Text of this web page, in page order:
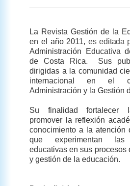
La Revista Gestión de la
en el año 2011,es editada
Administración Educativa
de Costa Rica. Sus
dirigidas a la comunidad
internacional en el
Administración y la Gestión
Su finalidad fortalecer
promover la reflexión
conocimiento a la atención
que experimentan las
educativas en sus procesos
y gestión de la educación.